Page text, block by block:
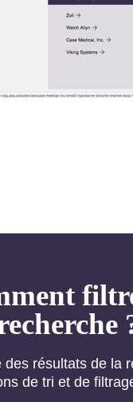
des résultats de la
de tri et de